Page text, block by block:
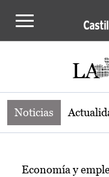
Noticias de la
Noticias
Temas
Economía y